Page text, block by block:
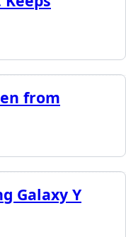
from
Galaxy Y